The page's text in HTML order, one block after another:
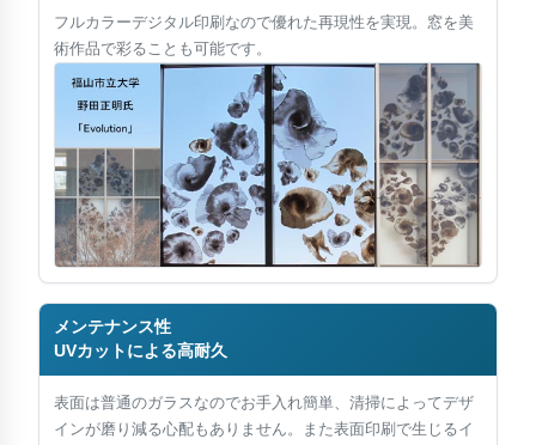
環境活動
SDGs宣言
健康経営
当社営業日
素板・ガラス加工
産業用途
製品・材料
光学・反射
性能・評価
現象・トラブル
加工・識別
防音
応用・設計
化学・環境
フルカラーデジタル印刷なので優れた再現性を実現。窓を美
術作品で彩ることも可能です。
メンテナンス性
UVカットによる高耐久
表面は普通のガラスなのでお手入れ簡単、清掃によってデザ
インが磨り減る心配もありません。また表面印刷で生じるイ